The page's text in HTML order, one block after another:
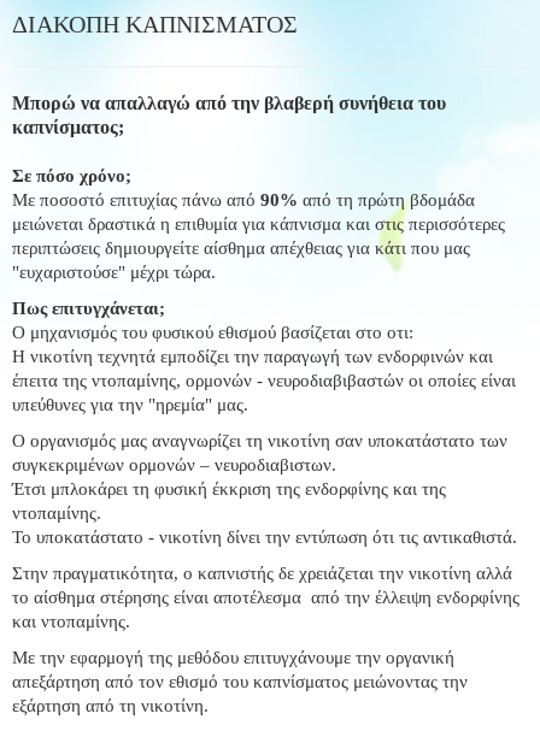
ΔΙΑΚΟΠΗ ΚΑΠΝΙΣΜΑΤΟΣ
Μπορώ να απαλλαγώ από την βλαβερή συνήθεια του
καπνίσματος;
Σε πόσο χρόνο;
Με ποσοστό επιτυχίας πάνω από 90% από τη πρώτη βδομάδα
μειώνεται δραστικά η επιθυμία για κάπνισμα και στις περισσότερες
περιπτώσεις δημιουργείτε αίσθημα απέχθειας για κάτι που μας
"ευχαριστούσε" μέχρι τώρα.
Πως επιτυγχάνεται;
Ο μηχανισμός του φυσικού εθισμού βασίζεται στο οτι:
H νικοτίνη τεχνητά εμποδίζει την παραγωγή των ενδορφινών και
έπειτα της ντοπαμίνης, ορμονών - νευροδιαβιβαστών οι οποίες είναι
υπεύθυνες για την "ηρεμία" μας.
Ο οργανισμός μας αναγνωρίζει τη νικοτίνη σαν υποκατάστατο των
συγκεκριμένων ορμονών – νευροδιαβιστων.
Έτσι μπλοκάρει τη φυσική έκκριση της ενδορφίνης και της
ντοπαμίνης.
Το υποκατάστατο - νικοτίνη δίνει την εντύπωση ότι τις αντικαθιστά.
Στην πραγματικότητα, ο καπνιστής δε χρειάζεται την νικοτίνη αλλά
το αίσθημα στέρησης είναι αποτέλεσμα από την έλλειψη ενδορφίνης
και ντοπαμίνης.
Με την εφαρμογή της μεθόδου επιτυγχάνουμε την οργανική
απεξάρτηση από τον εθισμό του καπνίσματος μειώνοντας την
εξάρτηση από τη νικοτίνη.